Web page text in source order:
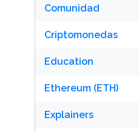
Comunidad
Criptomonedas
Education
Ethereum (ETH)
Explainers